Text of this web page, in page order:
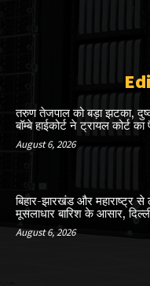
तरुण तेजपाल को बड़ा झटका,
बॉम्बे हाईकोर्ट ने ट्रायल कोर्ट
August 6, 2026
बिहार-झारखंड और महाराष्ट्र
मूसलाधार बारिश के आसार,
August 6, 2026